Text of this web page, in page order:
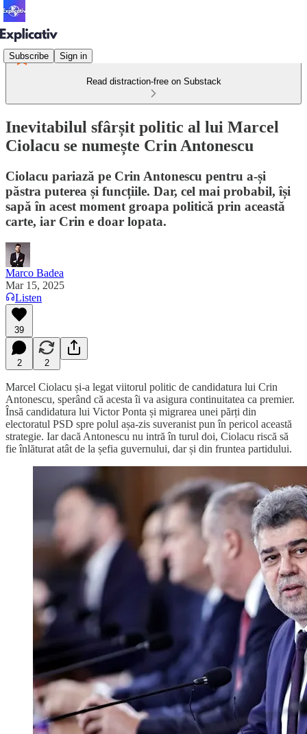
Subscribe Sign in
Read distraction-free on Substack
Inevitabilul sfârșit politic al lui Marcel
Ciolacu se numește Crin Antonescu
Ciolacu pariază pe Crin Antonescu pentru a-și
păstra puterea și funcțiile. Dar, cel mai probabil, își
sapă în acest moment groapa politică prin această
carte, iar Crin e doar lopata.
Marco Badea
Mar 15, 2025
Listen
39
2 2
Marcel Ciolacu și-a legat viitorul politic de candidatura lui Crin
Antonescu, sperând că acesta îi va asigura continuitatea ca premier.
Însă candidatura lui Victor Ponta și migrarea unei părți din
electoratul PSD spre polul așa-zis suveranist pun în pericol această
strategie. Iar dacă Antonescu nu intră în turul doi, Ciolacu riscă să
fie înlăturat atât de la șefia guvernului, dar și din fruntea partidului.